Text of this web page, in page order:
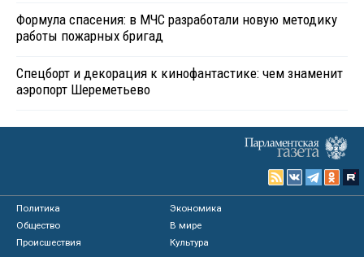
Формула спасения: в МЧС разработали новую методику
работы пожарных бригад
Спецборт и декорация к кинофантастике: чем знаменит
аэропорт Шереметьево
Политика
Экономика
Общество
В мире
Происшествия
Культура